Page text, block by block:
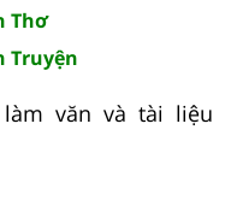
Thơ
Truyện
văn và tài liệu